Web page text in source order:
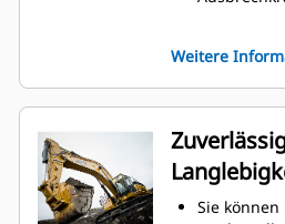
verbessert
den Löffel.
Schleifen
Löffels,
gesenkt
Der
Graben am
Weitere
Sie